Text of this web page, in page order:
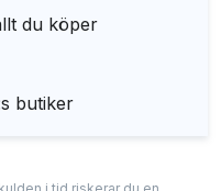
du köper
butiker